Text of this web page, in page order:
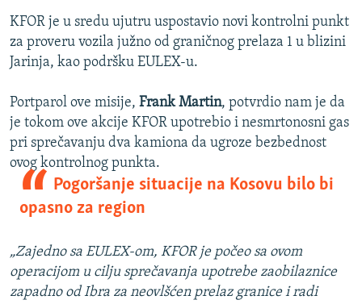
TRI DECENIJE OD RATA U BIH
SVE KARTE DEJTONA
NASTANAK I RASPAD JUGOSLAVIJE
KFOR je u sredu ujutru uspostavio novi kontrolni punkt
za proveru vozila južno od graničnog prelaza 1 u blizini
Jarinja, kao podršku EULEX-u.
Portparol ove misije, Frank Martin, potvrdio nam je da
je tokom ove akcije KFOR upotrebio i nesmrtonosni gas
pri sprečavanju dva kamiona da ugroze bezbednost
ovog kontrolnog punkta.
Pogoršanje situacije na Kosovu bilo bi
opasno za region
„Zajedno sa EULEX-om, KFOR je počeo sa ovom
operacijom u cilju sprečavanja upotrebe zaobilaznice
zapadno od Ibra za neovlšćen prelaz granice i radi